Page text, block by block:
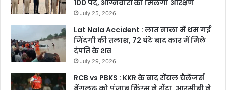
100 पद, अग्निवीरों को मिलेगा आरक्षण
July 25, 2026
Lat Nala Accident : लात नाला में थम गई
जिंदगी की तलाश, 72 घंटे बाद कार में मिले
दंपति के शव
July 29, 2026
RCB vs PBKS : KKR के बाद रॉयल चैलेंजर्स